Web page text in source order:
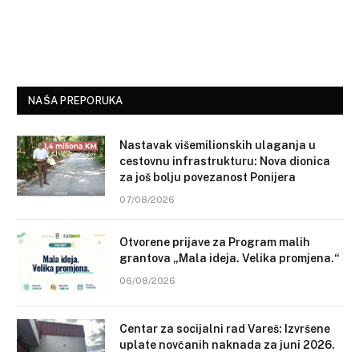
NAŠA PREPORUKA
Nastavak višemilionskih ulaganja u
cestovnu infrastrukturu: Nova dionica
za još bolju povezanost Ponijera
07/08/2026
Otvorene prijave za Program malih
grantova „Mala ideja. Velika promjena.“
06/08/2026
Centar za socijalni rad Vareš: Izvršene
uplate novčanih naknada za juni 2026.